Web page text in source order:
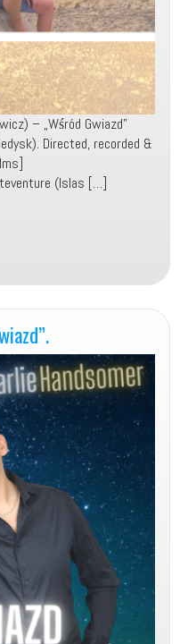
– „Wśród Gwiazd”
Directed, recorded &
(Islas […]